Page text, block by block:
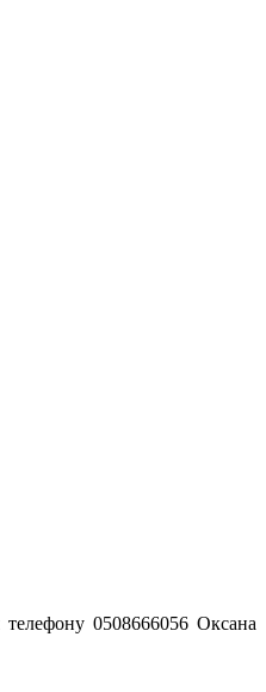
телефону 0508666056 Оксана